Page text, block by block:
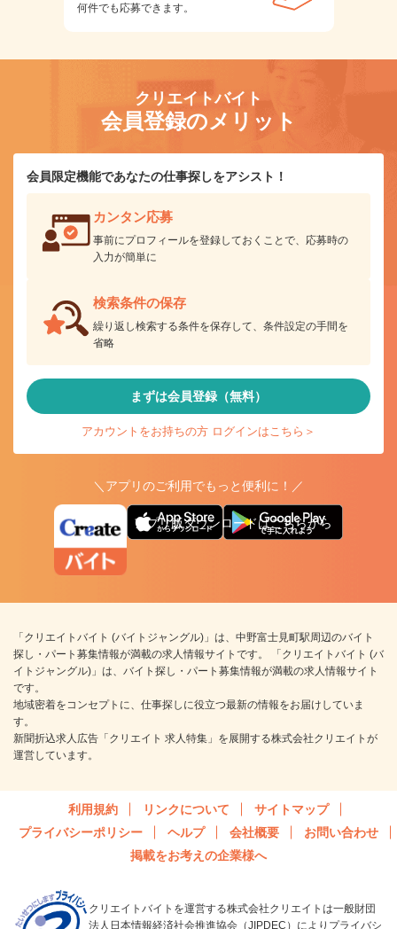
何件でも応募できます。
クリエイトバイト
会員登録のメリット
会員限定機能であなたの仕事探しをアシスト！
カンタン応募
事前にプロフィールを登録しておくことで、応募時の
入力が簡単に
検索条件の保存
繰り返し検索する条件を保存して、条件設定の手間を
省略
まずは会員登録（無料）
アカウントをお持ちの方 ログインはこちら＞
＼アプリのご利用でもっと便利に！／
アプリ版ダウンロードはこちらから
「クリエイトバイト (バイトジャングル)」は、中野富士見町駅周辺のバイト
探し・パート募集情報が満載の求人情報サイトです。 「クリエイトバイト (バ
イトジャングル)」は、バイト探し・パート募集情報が満載の求人情報サイト
です。
地域密着をコンセプトに、仕事探しに役立つ最新の情報をお届けしていま
す。
新聞折込求人広告「クリエイト 求人特集」を展開する株式会社クリエイトが
運営しています。
利用規約 リンクについて
サイトマップ
プライバシーポリシー
ヘルプ 会社概要
お問い合わせ
掲載をお考えの企業様へ
クリエイトバイトを運営する株式会社クリエイトは一般財団
法人日本情報経済社会推進協会（JIPDEC）によりプライバシ